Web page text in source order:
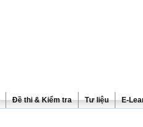
Đề thi & Kiểm tra Tư liệu E-